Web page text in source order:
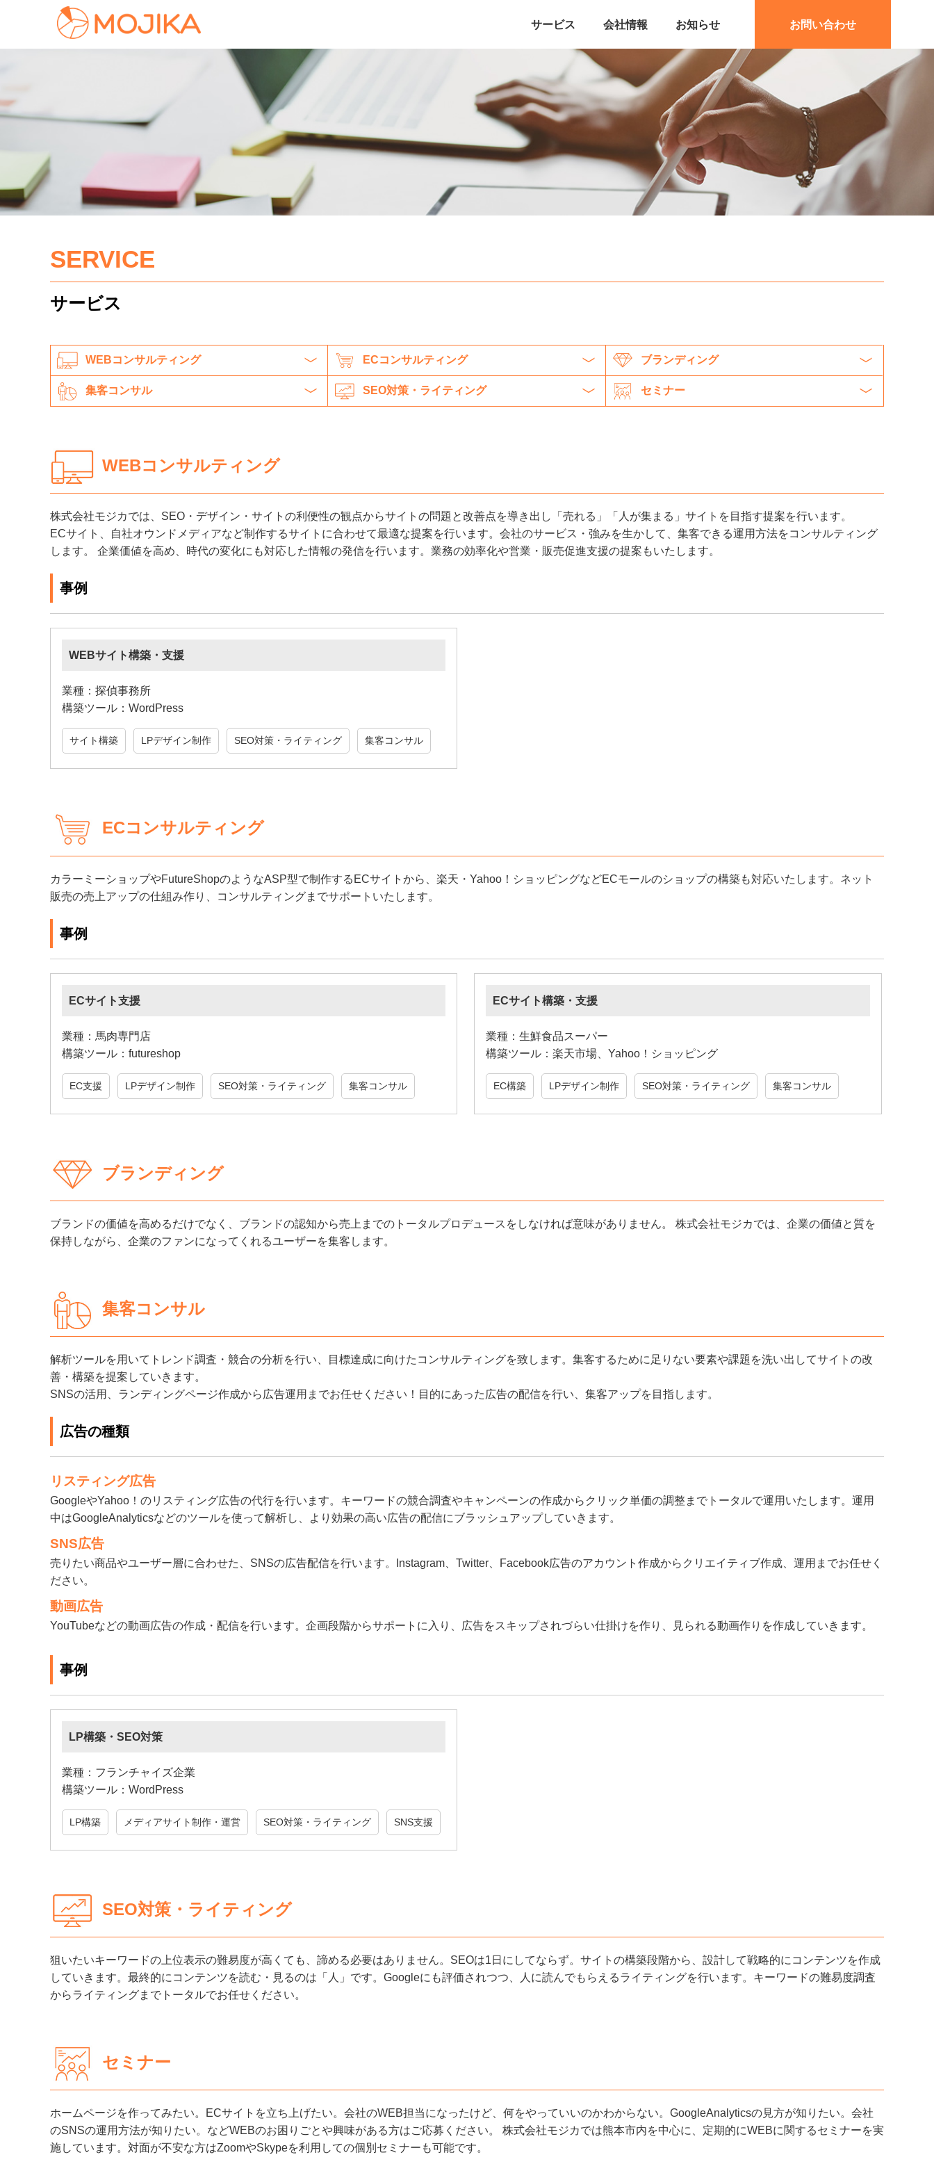
サービス 会社情報 お知らせ お問い合わせ
SERVICE
サービス
WEBコンサルティング ECコンサルティング ブランディング
集客コンサル SEO対策・ライティング セミナー
WEBコンサルティング
株式会社モジカでは、SEO・デザイン・サイトの利便性の観点からサイトの問題と改善点を導き出し「売れる」「人が集まる」サイトを目指す提案を行います。
ECサイト、自社オウンドメディアなど制作するサイトに合わせて最適な提案を行います。会社のサービス・強みを生かして、集客できる運用方法をコンサルティング
します。 企業価値を高め、時代の変化にも対応した情報の発信を行います。業務の効率化や営業・販売促進支援の提案もいたします。
事例
WEBサイト構築・支援
業種：探偵事務所
構築ツール：WordPress
サイト構築 LPデザイン制作 SEO対策・ライティング 集客コンサル
ECコンサルティング
カラーミーショップやFutureShopのようなASP型で制作するECサイトから、楽天・Yahoo！ショッピングなどECモールのショップの構築も対応いたします。ネット
販売の売上アップの仕組み作り、コンサルティングまでサポートいたします。
事例
ECサイト支援
業種：馬肉専門店
構築ツール：futureshop
EC支援 LPデザイン制作 SEO対策・ライティング 集客コンサル
ECサイト構築・支援
業種：生鮮食品スーパー
構築ツール：楽天市場、Yahoo！ショッピング
EC構築 LPデザイン制作 SEO対策・ライティング 集客コンサル
ブランディング
ブランドの価値を高めるだけでなく、ブランドの認知から売上までのトータルプロデュースをしなければ意味がありません。 株式会社モジカでは、企業の価値と質を
保持しながら、企業のファンになってくれるユーザーを集客します。
集客コンサル
解析ツールを用いてトレンド調査・競合の分析を行い、目標達成に向けたコンサルティングを致します。集客するために足りない要素や課題を洗い出してサイトの改
善・構築を提案していきます。
SNSの活用、ランディングページ作成から広告運用までお任せください！目的にあった広告の配信を行い、集客アップを目指します。
広告の種類
リスティング広告
GoogleやYahoo！のリスティング広告の代行を行います。キーワードの競合調査やキャンペーンの作成からクリック単価の調整までトータルで運用いたします。運用
中はGoogleAnalyticsなどのツールを使って解析し、より効果の高い広告の配信にブラッシュアップしていきます。
SNS広告
売りたい商品やユーザー層に合わせた、SNSの広告配信を行います。Instagram、Twitter、Facebook広告のアカウント作成からクリエイティブ作成、運用までお任せく
ださい。
動画広告
YouTubeなどの動画広告の作成・配信を行います。企画段階からサポートに入り、広告をスキップされづらい仕掛けを作り、見られる動画作りを作成していきます。
事例
LP構築・SEO対策
業種：フランチャイズ企業
構築ツール：WordPress
LP構築 メディアサイト制作・運営 SEO対策・ライティング SNS支援
SEO対策・ライティング
狙いたいキーワードの上位表示の難易度が高くても、諦める必要はありません。SEOは1日にしてならず。サイトの構築段階から、設計して戦略的にコンテンツを作成
していきます。最終的にコンテンツを読む・見るのは「人」です。Googleにも評価されつつ、人に読んでもらえるライティングを行います。キーワードの難易度調査
からライティングまでトータルでお任せください。
セミナー
ホームページを作ってみたい。ECサイトを立ち上げたい。会社のWEB担当になったけど、何をやっていいのかわからない。GoogleAnalyticsの見方が知りたい。会社
のSNSの運用方法が知りたい。などWEBのお困りごとや興味がある方はご応募ください。 株式会社モジカでは熊本市内を中心に、定期的にWEBに関するセミナーを実
施しています。対面が不安な方はZoomやSkypeを利用しての個別セミナーも可能です。